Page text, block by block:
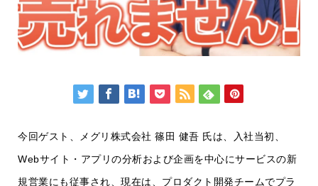
今回ゲスト、メグリ株式会社 篠田 健吾 氏は、入社当初、
Webサイト・アプリの分析および企画を中心にサービスの新
規営業にも従事され、現在は、プロダクト開発チームでプラ